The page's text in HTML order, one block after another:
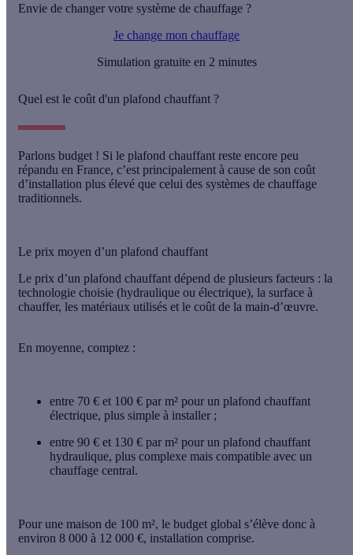
Envie de changer votre système de chauffage ?
Je change mon chauffage
Simulation gratuite en 2 minutes
Quel est le coût d'un plafond chauffant ?
Parlons budget ! Si le plafond chauffant reste encore peu
répandu en France, c’est principalement à cause de son coût
d’installation plus élevé que celui des systèmes de chauffage
traditionnels.
Le prix moyen d’un plafond chauffant
Le prix d’un plafond chauffant dépend de plusieurs facteurs : la
technologie choisie (hydraulique ou électrique), la surface à
chauffer, les matériaux utilisés et le coût de la main-d’œuvre.
En moyenne, comptez :
entre 70 € et 100 € par m² pour un plafond chauffant
électrique, plus simple à installer ;
entre 90 € et 130 € par m² pour un plafond chauffant
hydraulique, plus complexe mais compatible avec un
chauffage central.
Pour une maison de 100 m², le budget global s’élève donc à
environ 8 000 à 12 000 €, installation comprise.